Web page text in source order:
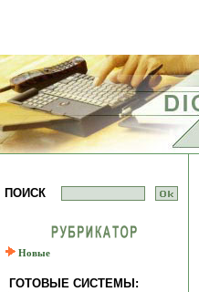
ПОИСК
Новые
ГОТОВЫЕ СИСТЕМЫ: